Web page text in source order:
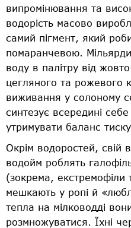
випромінювання та
водорість масово
самий пігмент, який
помаранчевою.
воду в палітру від
цегляного та рожевого
виживання у солоному
синтезує всередині
утримувати баланс тиску.
Окрім водоростей, свій
водойм роблять
(зокрема, екстремофіли
мешкають у ропі й
тепла на мілководді
розмножуватися. Їхні